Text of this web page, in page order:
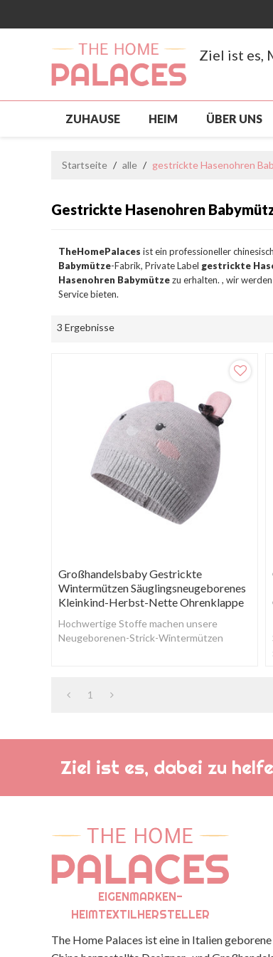
Ziel ist es,
ZUHAUSE HEIM ÜBER UNS
Startseite / alle / gestrickte Hasenohren
Gestrickte Hasenohren
TheHomePalaces ist ein professioneller
Babymütze-Fabrik, Private Label gestrickte
Hasenohren Babymützezu erhalten. , wir
Service bieten.
3 Ergebnisse
Großhandelsbaby Gestrickte
Wintermützen Säuglingsneugeborenes
Kleinkind-Herbst-Nette Ohrenklappe
Hochwertige Stoffe machen unsere
Neugeborenen-Strick-Wintermützen
1
Ziel ist es, dabei zu
EIGENMARKEN-
HEIMTEXTILHERSTELLER
The Home Palaces ist eine in Italien geborene